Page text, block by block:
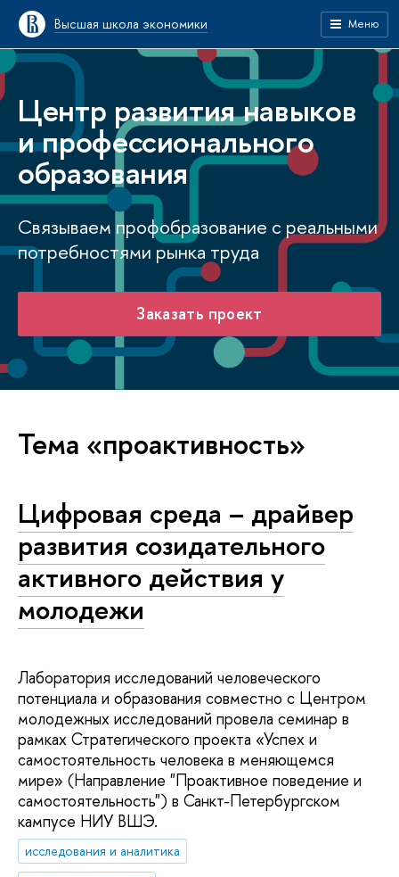
Высшая школа экономики Меню
Центр развития навыков
и профессионального
образования
Связываем профобразование с реальными
потребностями рынка труда
Заказать проект
Тема «проактивность»
Цифровая среда – драйвер
развития созидательного
активного действия у
молодежи
Лаборатория исследований человеческого
потенциала и образования совместно с Центром
молодежных исследований провела семинар в
рамках Стратегического проекта «Успех и
самостоятельность человека в меняющемся
мире» (Направление "Проактивное поведение и
самостоятельность") в Санкт-Петербургском
кампусе НИУ ВШЭ.
исследования и аналитика